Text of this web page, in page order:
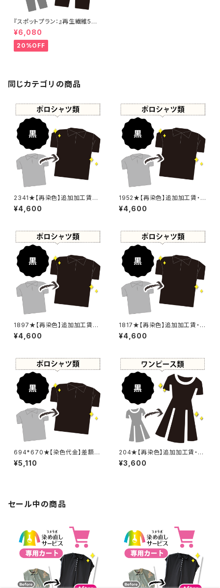
『スポットプラン：』再生繊維5
0%以上+ポリウレタン+ナイロ
ン 黒染め パンツ 【元色：黒 - 強
い色あせ】 -染め直し[漆黒 - Bl
ack]405-0129
¥6,080
20%OFF
同じカテゴリの商品
2341★【再染色】追加加工賃・
黒染め
¥4,600
1952★【再染色】追加加工賃・
黒染め
¥4,600
1897★【再染色】追加加工賃・
黒染め
¥4,600
1817★【再染色】追加加工賃・黒
染め
¥4,600
694*670★【染色代金】差額追
加加工賃
¥5,110
204★【再染色】追加加工賃・黒
染め
¥3,600
セール中の商品